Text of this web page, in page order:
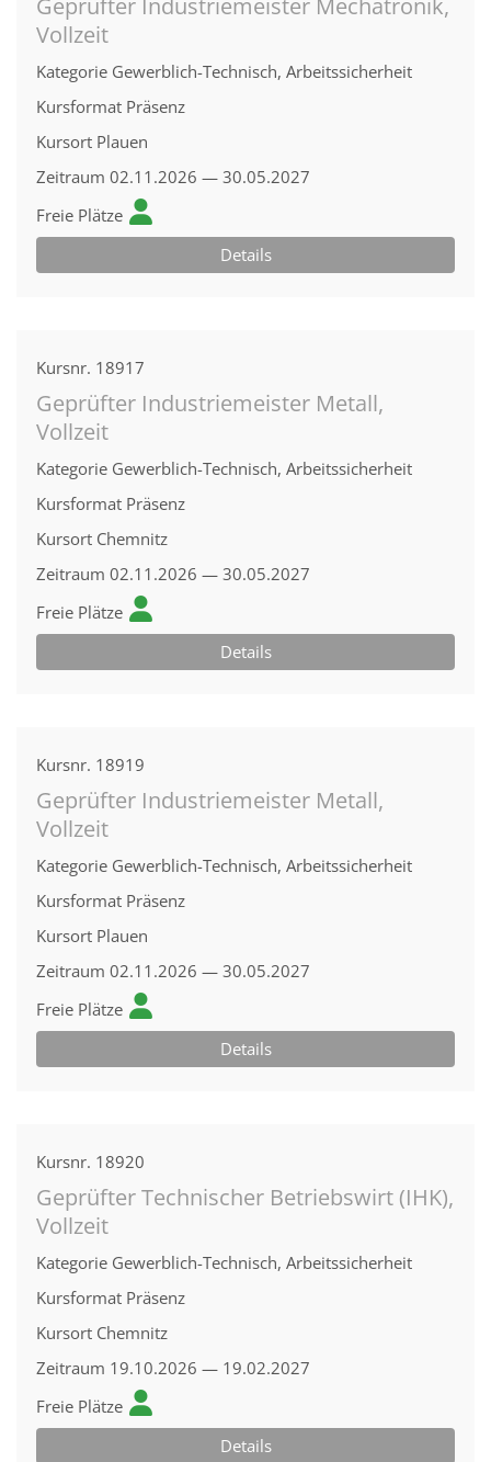
Geprüfter Industriemeister Mechatronik,
Vollzeit
Kategorie Gewerblich-Technisch, Arbeitssicherheit
Kursformat Präsenz
Kursort Plauen
Zeitraum 02.11.2026 — 30.05.2027
Freie Plätze
Details
Kursnr. 18917
Geprüfter Industriemeister Metall,
Vollzeit
Kategorie Gewerblich-Technisch, Arbeitssicherheit
Kursformat Präsenz
Kursort Chemnitz
Zeitraum 02.11.2026 — 30.05.2027
Freie Plätze
Details
Kursnr. 18919
Geprüfter Industriemeister Metall,
Vollzeit
Kategorie Gewerblich-Technisch, Arbeitssicherheit
Kursformat Präsenz
Kursort Plauen
Zeitraum 02.11.2026 — 30.05.2027
Freie Plätze
Details
Kursnr. 18920
Geprüfter Technischer Betriebswirt (IHK),
Vollzeit
Kategorie Gewerblich-Technisch, Arbeitssicherheit
Kursformat Präsenz
Kursort Chemnitz
Zeitraum 19.10.2026 — 19.02.2027
Freie Plätze
Details